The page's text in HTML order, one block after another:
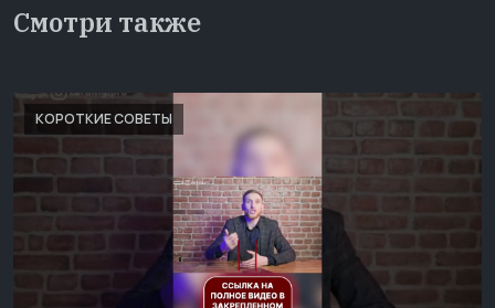
Смотри также
КОРОТКИЕ СОВЕТЫ